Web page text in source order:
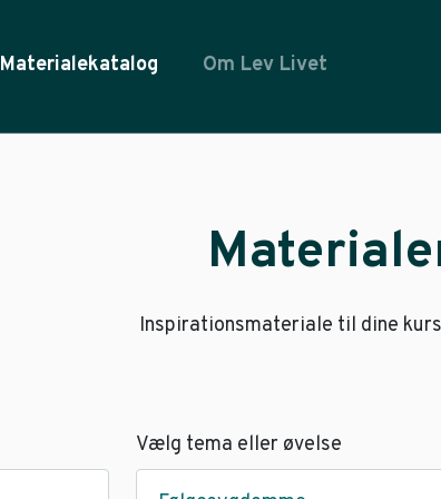
Materialekatalog Om Lev Livet
Inspirationsmateriale til dine
Vælg tema eller øvelse